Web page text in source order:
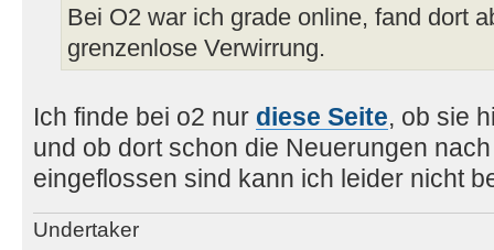
Bei O2 war ich grade online, fand dort
grenzenlose Verwirrung.
Ich finde bei o2 nur diese Seite, ob sie
und ob dort schon die Neuerungen
eingeflossen sind kann ich leider nicht
Undertaker